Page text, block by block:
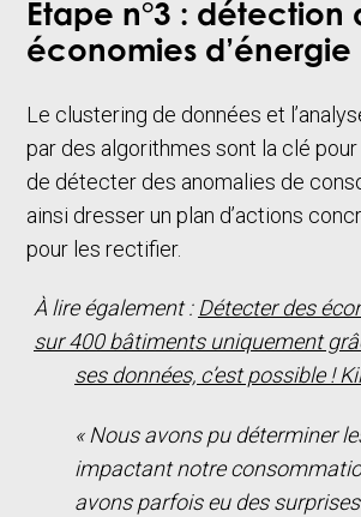
Etape n°3 : détection
économies d’énergie
Le clustering de données et
par des algorithmes sont la clé
de détecter des anomalies de
ainsi dresser un plan d’actions
pour les rectifier.
À lire également :Détecter des
sur 400 bâtiments uniquement
ses données, c’est possible !
« Nous avons pu déterminer
impactant notre
avons parfois eu des